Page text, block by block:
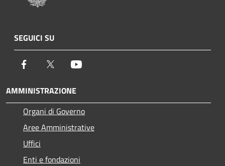
SEGUICI SU
Facebook Twitter
AMMINISTRAZIONE
Organi di Governo
Aree Amministrative
Uffici
Enti e fondazioni